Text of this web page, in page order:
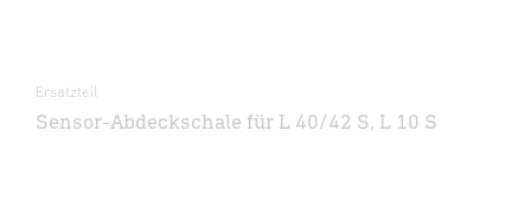
Ersatzteil
Sensor-Abdeckschale für L 40/42 S, L 10 S